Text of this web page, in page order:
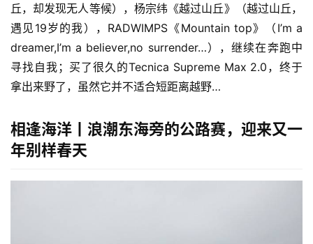
丘，却发现无人等候），杨宗纬《越过山丘》（越过山丘，
遇见19岁的我），RADWIMPS《Mountain top》（I’m a
dreamer,I’m a believer,no surrender…），继续在奔跑中
寻找自我；买了很久的Tecnica Supreme Max 2.0，终于
拿出来野了，虽然它并不适合短距离越野…
相逢海洋
浪潮东海旁的公路赛，迎来又一
年别样春天